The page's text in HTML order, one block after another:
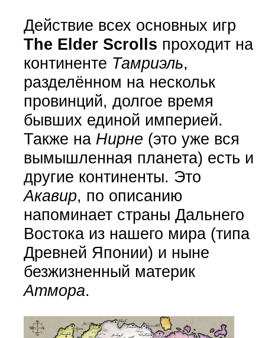
Действие всех основных игр
The Elder Scrolls проходит на
континенте Тамриэль,
разделённом на нескольк
провинций, долгое время
бывших единой империей.
Также на Нирне (это уже вся
вымышленная планета) есть и
другие континенты. Это
Акавир, по описанию
напоминает страны Дальнего
Востока из нашего мира (типа
Древней Японии) и ныне
безжизненный материк
Атмора.